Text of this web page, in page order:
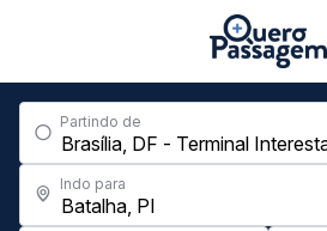
Partindo de
Indo para